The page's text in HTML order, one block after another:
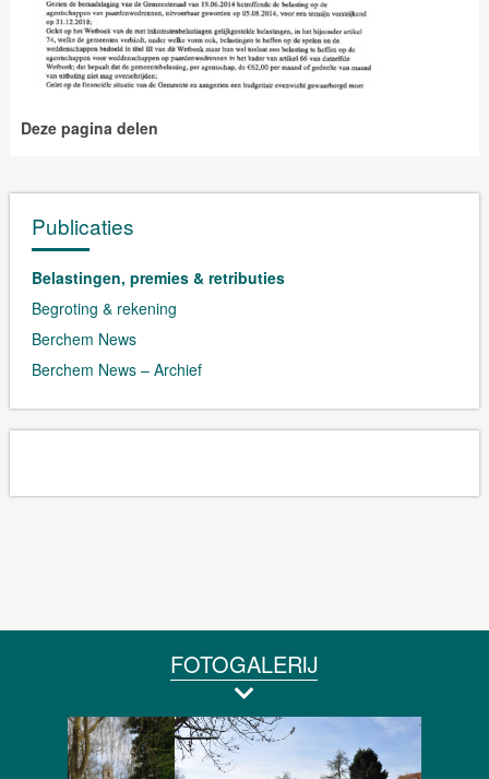
Deze pagina delen
Publicaties
Belastingen, premies & retributies
Begroting & rekening
Berchem News
Berchem News – Archief
FOTOGALERIJ